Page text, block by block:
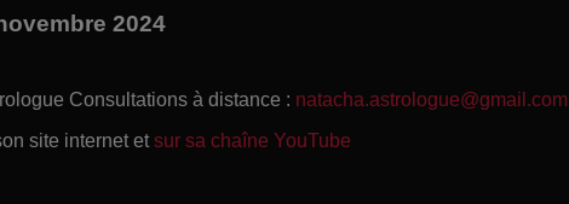
2024
Consultations à distance : natacha.astrologue@gmail.com
site internet et sur sa chaîne YouTube